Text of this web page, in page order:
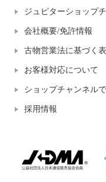
ジュピターショップ
会社概要/免許情報
古物営業法に基づく
お客様対応について
ショップチャンネル
採用情報